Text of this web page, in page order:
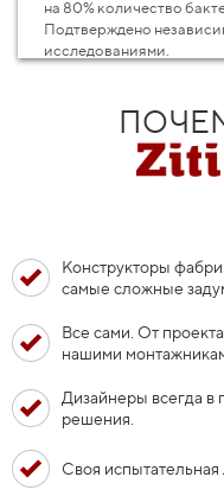
на 80% количество
Подтверждено
исследованиями.
Конструкторы
самые сложные
Все сами. От
нашими
Дизайнеры всегда в
решения.
Своя испытательная